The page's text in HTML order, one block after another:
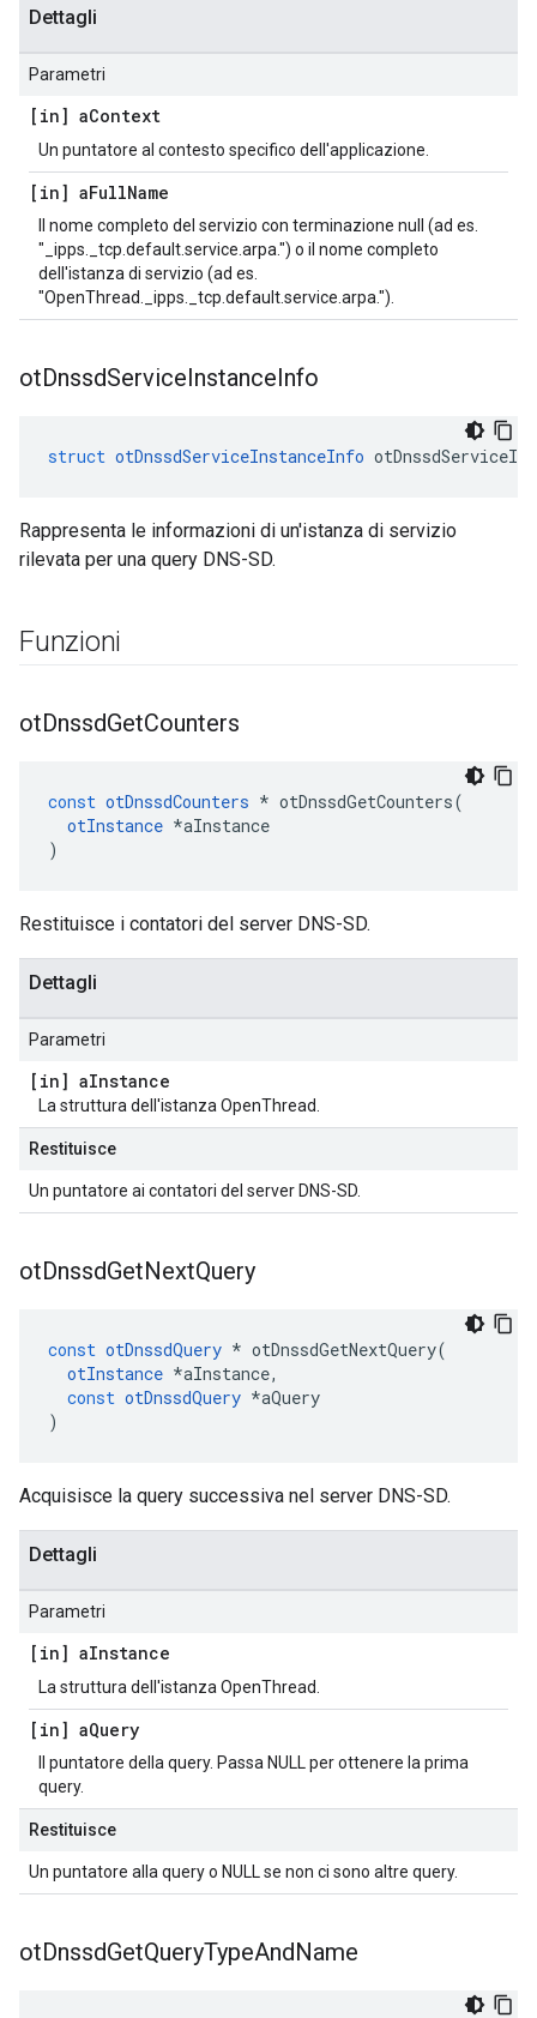
Dettagli
Parametri
[in] aContext
Un puntatore al contesto specifico dell'applicazione.
[in] aFullName
Il nome completo del servizio con terminazione null (ad es.
"_ipps._tcp.default.service.arpa.") o il nome completo
dell'istanza di servizio (ad es.
"OpenThread._ipps._tcp.default.service.arpa.").
otDnssdServiceInstanceInfo
struct otDnssdServiceInstanceInfo
Rappresenta le informazioni di un'istanza di servizio
rilevata per una query DNS-SD.
Funzioni
otDnssdGetCounters
const otDnssdCounters * otDnssdGetCounters(
otInstance *aInstance
)
Restituisce i contatori del server DNS-SD.
Dettagli
Parametri
[in] aInstance
La struttura dell'istanza OpenThread.
Restituisce
Un puntatore ai contatori del server DNS-SD.
otDnssdGetNextQuery
const otDnssdQuery * otDnssdGetNextQuery(
otInstance *aInstance,
const otDnssdQuery *aQuery
)
Acquisisce la query successiva nel server DNS-SD.
Dettagli
Parametri
[in] aInstance
La struttura dell'istanza OpenThread.
[in] aQuery
Il puntatore della query. Passa NULL per ottenere la prima
query.
Restituisce
Un puntatore alla query o NULL se non ci sono altre query.
otDnssdGetQueryTypeAndName